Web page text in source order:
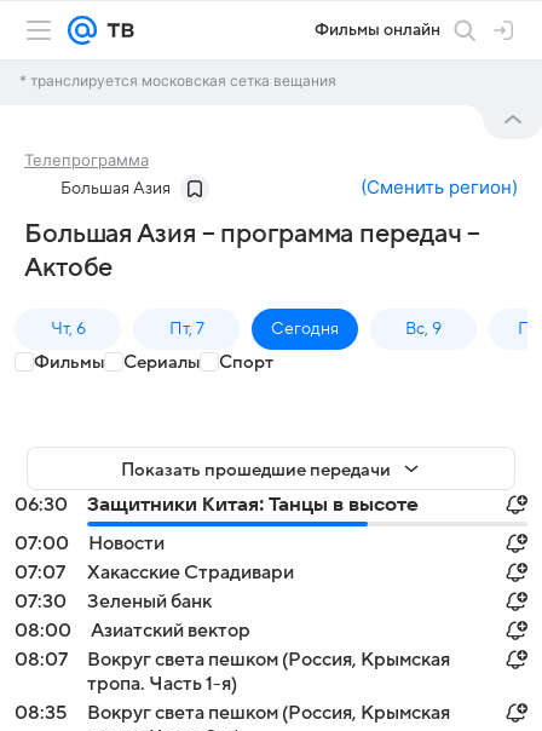
Фильмы онлайн
* транслируется московская сетка вещания
Телепрограмма
Большая Азия (Сменить регион)
Большая Азия – программа передач –
Актобе
Чт, 6 Пт, 7 Сегодня Вс, 9
Фильмы Сериалы Спорт
Показать прошедшие передачи
06:30
Защитники Китая: Танцы в высоте
07:00
Новости
07:07
Хакасские Страдивари
07:30
Зеленый банк
08:00
Азиатский вектор
08:07
Вокруг света пешком (Россия, Крымская
тропа. Часть 1-я)
08:35
Вокруг света пешком (Россия, Крымская